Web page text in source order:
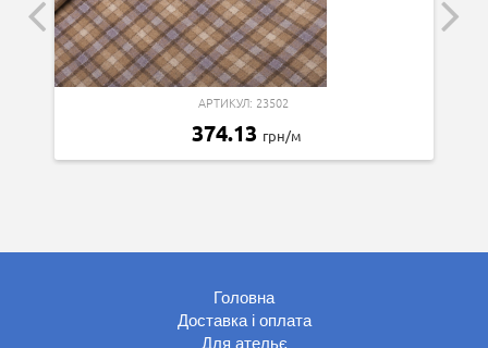
АРТИКУЛ: 23502
374.13 грн/м
Головна
Доставка і оплата
Для ательє